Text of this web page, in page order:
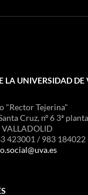
LA UNIVERSIDAD
"Rector Tejerina"
Cruz, nº 6 3ª planta
423001 / 983 184022